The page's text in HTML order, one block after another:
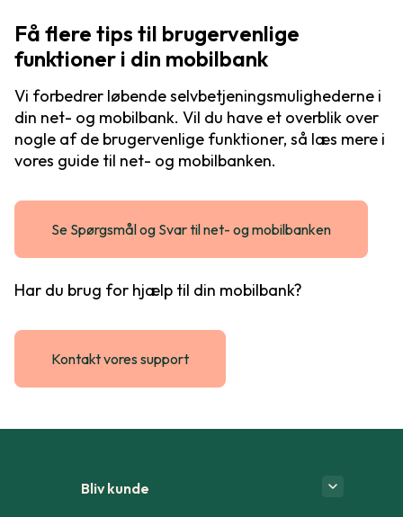
Få flere tips til brugervenlige
funktioner i din mobilbank
Vi forbedrer løbende selvbetjeningsmulighederne i
din net- og mobilbank. Vil du have et overblik over
nogle af de brugervenlige funktioner, så læs mere i
vores guide til net- og mobilbanken.
Se Spørgsmål og Svar til net- og mobilbanken
Har du brug for hjælp til din mobilbank?
Kontakt vores support
Bliv kunde